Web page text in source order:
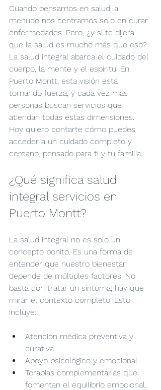
Cuando pensamos en salud, a
menudo nos centramos solo en curar
enfermedades. Pero, ¿y si te dijera
que la salud es mucho más que eso?
La salud integral abarca el cuidado del
cuerpo, la mente y el espíritu. En
Puerto Montt, esta visión está
tomando fuerza, y cada vez más
personas buscan servicios que
atiendan todas estas dimensiones.
Hoy quiero contarte cómo puedes
acceder a un cuidado completo y
cercano, pensado para ti y tu familia.
¿Qué significa salud
integral servicios en
Puerto Montt?
La salud integral no es solo un
concepto bonito. Es una forma de
entender que nuestro bienestar
depende de múltiples factores. No
basta con tratar un síntoma; hay que
mirar el contexto completo. Esto
incluye:
Atención médica preventiva y
curativa.
Apoyo psicológico y emocional.
Terapias complementarias que
fomentan el equilibrio emocional.